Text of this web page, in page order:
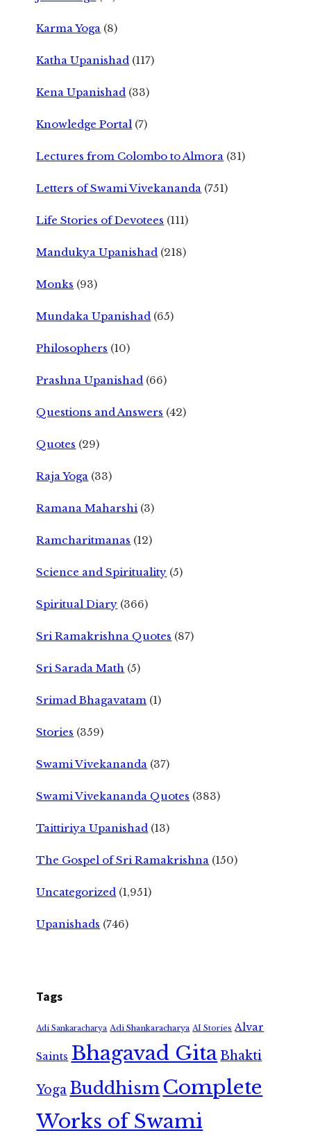
Karma Yoga (8)
Katha Upanishad (117)
Kena Upanishad (33)
Knowledge Portal (7)
Lectures from Colombo to Almora (31)
Letters of Swami Vivekananda (751)
Life Stories of Devotees (111)
Mandukya Upanishad (218)
Monks (93)
Mundaka Upanishad (65)
Philosophers (10)
Prashna Upanishad (66)
Questions and Answers (42)
Quotes (29)
Raja Yoga (33)
Ramana Maharshi (3)
Ramcharitmanas (12)
Science and Spirituality (5)
Spiritual Diary (366)
Sri Ramakrishna Quotes (87)
Sri Sarada Math (5)
Srimad Bhagavatam (1)
Stories (359)
Swami Vivekananda (37)
Swami Vivekananda Quotes (383)
Taittiriya Upanishad (13)
The Gospel of Sri Ramakrishna (150)
Uncategorized (1,951)
Upanishads (746)
Tags
Adi Sankaracharya Adi Shankaracharya AI Stories Alvar
Saints Bhagavad GitaBhakti
Yoga Buddhism Complete
Works of Swami